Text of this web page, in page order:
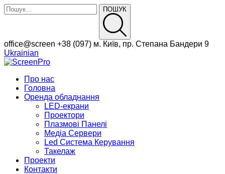
ПОШУК
Facebook
Profile
Instagram
Profile
office@screen +38 (097) м. Київ, пр. Степана Бандери 9
Ukrainian
Про нас
Головна
Оренда обладнання
LED-екрани
Проектори
Плазмові Панелі
Медіа Сервери
Led Система Керування
Такелаж
Проекти
Контакти